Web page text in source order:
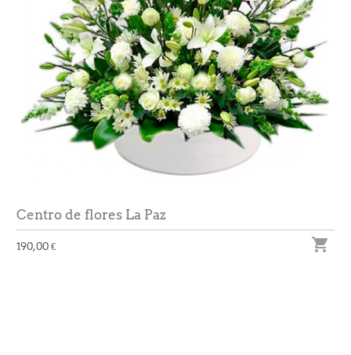
Centro de flores La Paz
190,00 € 